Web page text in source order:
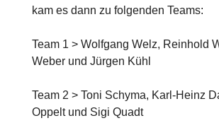
kam es dann zu folgenden Teams:
Team 1 > Wolfgang Welz, Reinhold
Weber und Jürgen Kühl
Team 2 > Toni Schyma, Karl-Heinz
Oppelt und Sigi Quadt